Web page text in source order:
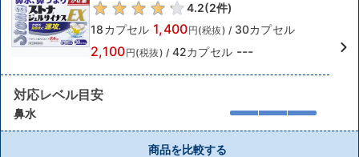
4.2(2件)
18カプセル 1,400円(税抜) / 30カプセル
2,100円(税抜) / 42カプセル ---
対応レベル目安
鼻水
商品を比較する